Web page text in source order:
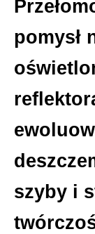
pomysł
szyby i